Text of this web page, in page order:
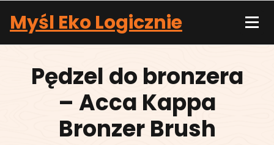
content
Myśl Eko Logicznie
Pędzel do bronzera
– Acca Kappa
Bronzer Brush